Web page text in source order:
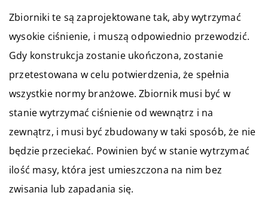
Zbiorniki te są zaprojektowane tak, aby wytrzymać
wysokie ciśnienie, i muszą odpowiednio przewodzić.
Gdy konstrukcja zostanie ukończona, zostanie
przetestowana w celu potwierdzenia, że spełnia
wszystkie normy branżowe. Zbiornik musi być w
stanie wytrzymać ciśnienie od wewnątrz i na
zewnątrz, i musi być zbudowany w taki sposób, że nie
będzie przeciekać. Powinien być w stanie wytrzymać
ilość masy, która jest umieszczona na nim bez
zwisania lub zapadania się.